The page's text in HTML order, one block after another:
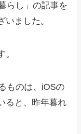
らし」の記事を
ました。
ものは、iOSの
ると、昨年暮れ